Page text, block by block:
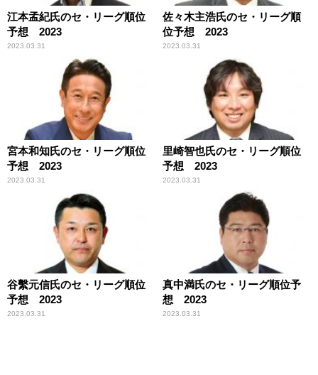
江本孟紀氏のセ・リーグ順位
予想 2023
2023.03.31
佐々木主浩氏のセ・リーグ順
位予想 2023
2023.03.31
宮本和知氏のセ・リーグ順位
予想 2023
2023.03.31
里崎智也氏のセ・リーグ順位
予想 2023
2023.03.31
谷繫元信氏のセ・リーグ順位
予想 2023
2023.03.31
真中満氏のセ・リーグ順位予
想 2023
2023.03.31